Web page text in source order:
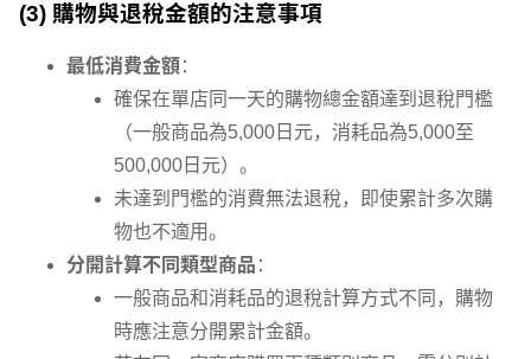
(3) 購物與退稅金額的注意事項
最低消費金額：
確保在單店同一天的購物總金額達到退稅門檻
（一般商品為5,000日元，消耗品為5,000至
500,000日元）。
未達到門檻的消費無法退稅，即使累計多次購
物也不適用。
分開計算不同類型商品 ：
一般商品和消耗品的退稅計算方式不同，購物
時應注意分開累計金額。